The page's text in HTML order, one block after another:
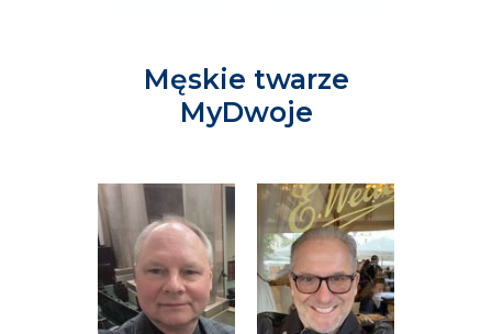
Męskie twarze
MyDwoje